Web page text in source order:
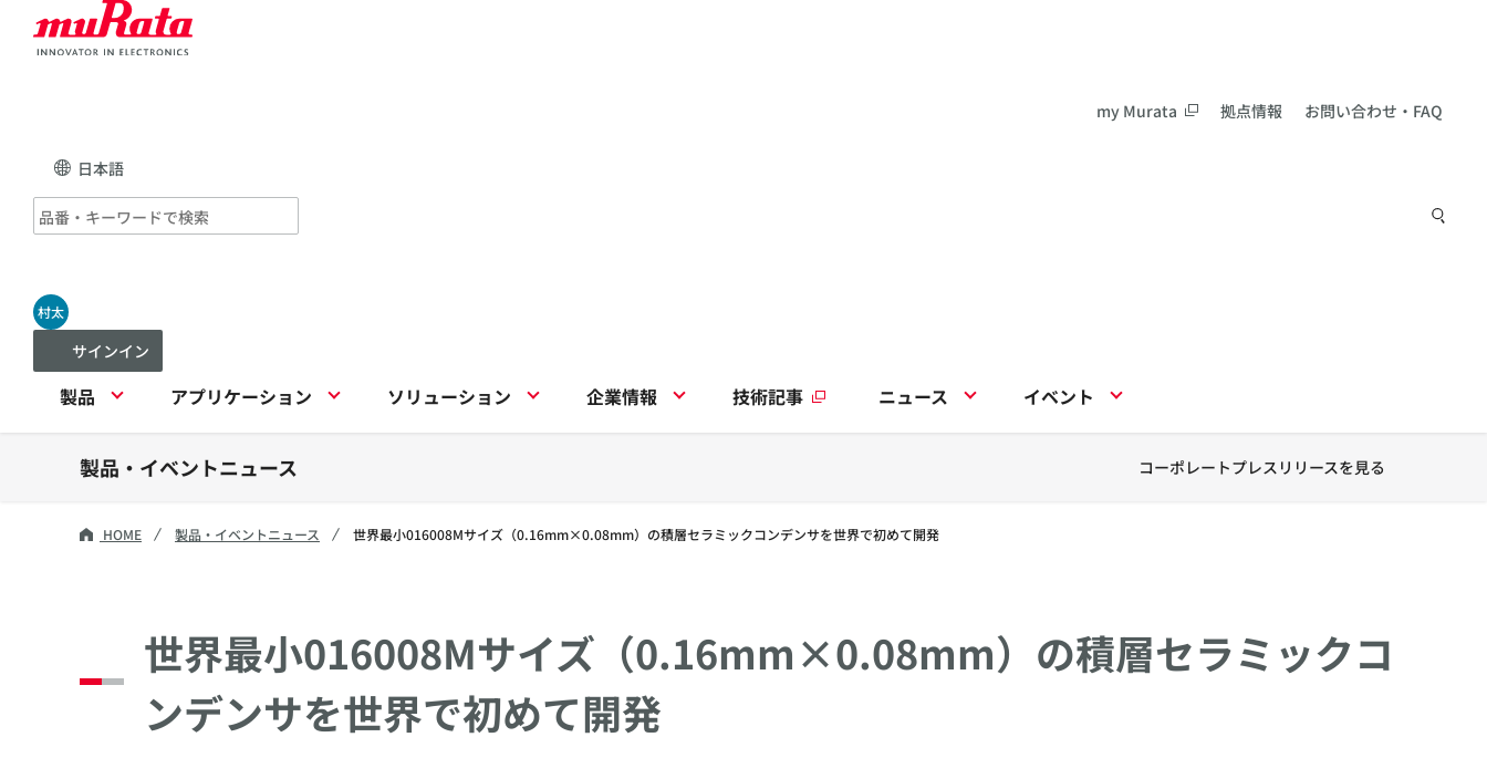
my Murata 拠点情報 お問い合わせ・FAQ
日本語
村太
サインイン
製品 アプリケーション ソリューション 企業情報 技術記事 ニュース イベント
製品・イベントニュース コーポレートプレスリリースを見る
HOME 製品・イベントニュース 世界最小016008Mサイズ（0.16mm×0.08mm）の積層セラミックコンデンサを世界で初めて開発
世界最小016008Mサイズ（0.16mm×0.08mm）の積層セラミックコ
ンデンサを世界で初めて開発